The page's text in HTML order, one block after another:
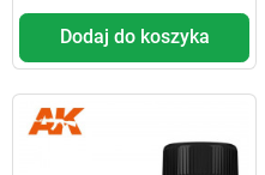
Dodaj do koszyka